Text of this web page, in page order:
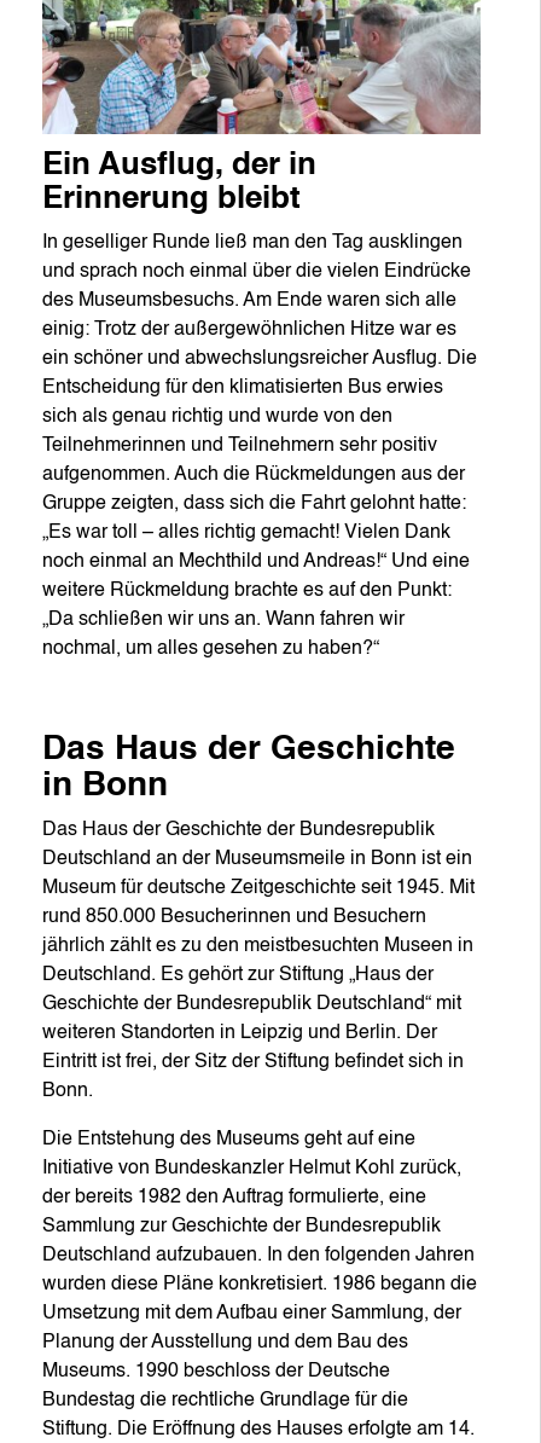
Ein Ausflug, der in
Erinnerung bleibt
In geselliger Runde ließ man den Tag ausklingen
und sprach noch einmal über die vielen Eindrücke
des Museumsbesuchs. Am Ende waren sich alle
einig: Trotz der außergewöhnlichen Hitze war es
ein schöner und abwechslungsreicher Ausflug. Die
Entscheidung für den klimatisierten Bus erwies
sich als genau richtig und wurde von den
Teilnehmerinnen und Teilnehmern sehr positiv
aufgenommen. Auch die Rückmeldungen aus der
Gruppe zeigten, dass sich die Fahrt gelohnt hatte:
„Es war toll – alles richtig gemacht! Vielen Dank
noch einmal an Mechthild und Andreas!“ Und eine
weitere Rückmeldung brachte es auf den Punkt:
„Da schließen wir uns an. Wann fahren wir
nochmal, um alles gesehen zu haben?“
Das Haus der Geschichte
in Bonn
Das Haus der Geschichte der Bundesrepublik
Deutschland an der Museumsmeile in Bonn ist ein
Museum für deutsche Zeitgeschichte seit 1945. Mit
rund 850.000 Besucherinnen und Besuchern
jährlich zählt es zu den meistbesuchten Museen in
Deutschland. Es gehört zur Stiftung „Haus der
Geschichte der Bundesrepublik Deutschland“ mit
weiteren Standorten in Leipzig und Berlin. Der
Eintritt ist frei, der Sitz der Stiftung befindet sich in
Bonn.
Die Entstehung des Museums geht auf eine
Initiative von Bundeskanzler Helmut Kohl zurück,
der bereits 1982 den Auftrag formulierte, eine
Sammlung zur Geschichte der Bundesrepublik
Deutschland aufzubauen. In den folgenden Jahren
wurden diese Pläne konkretisiert. 1986 begann die
Umsetzung mit dem Aufbau einer Sammlung, der
Planung der Ausstellung und dem Bau des
Museums. 1990 beschloss der Deutsche
Bundestag die rechtliche Grundlage für die
Stiftung. Die Eröffnung des Hauses erfolgte am 14.